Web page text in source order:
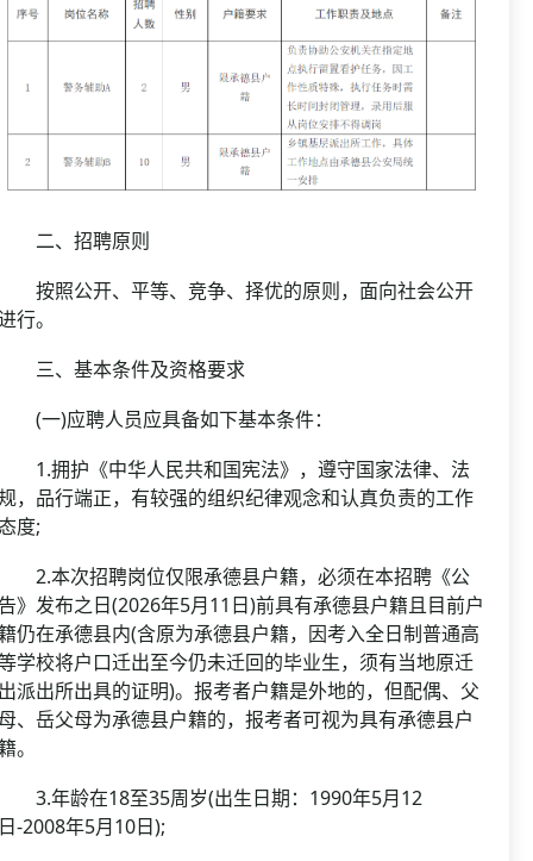
、招聘原则
照公开、平等、竞争、择优的原则，面向社会公开
行。
、基本条件及资格要求
一)应聘人员应具备如下基本条件：
拥护《中华人民共和国宪法》，遵守国家法律、法
，品行端正，有较强的组织纪律观念和认真负责的工作
度;
本次招聘岗位仅限承德县户籍，必须在本招聘《公
》发布之日(2026年5月11日)前具有承德县户籍且目前户
仍在承德县内(含原为承德县户籍，因考入全日制普通高
学校将户口迁出至今仍未迁回的毕业生，须有当地原迁
派出所出具的证明)。报考者户籍是外地的，但配偶、父
、岳父母为承德县户籍的，报考者可视为具有承德县户
。
年龄在18至35周岁(出生日期：1990年5月12
-2008年5月10日);